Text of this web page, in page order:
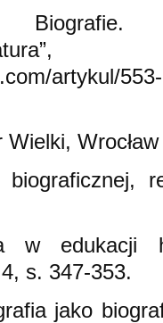
artykul/
w edukacji
s. 347-353.
jako